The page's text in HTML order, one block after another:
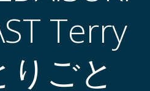
Terry
ごと